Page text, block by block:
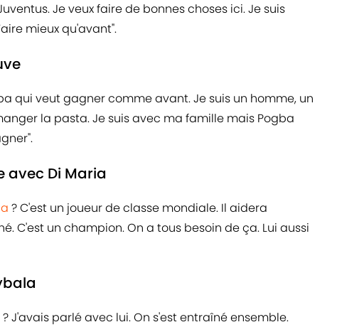
Je veux faire de bonnes choses ici. Je suis
mieux qu'avant".
qui veut gagner comme avant. Je suis un homme, un
la pasta. Je suis avec ma famille mais Pogba
avec Di Maria
? C'est un joueur de classe mondiale. Il aidera
C'est un champion. On a tous besoin de ça. Lui aussi
J'avais parlé avec lui. On s'est entraîné ensemble.